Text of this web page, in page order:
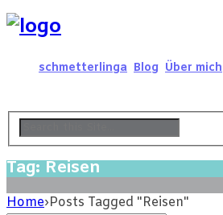
schmetterlinga Blog Über mich
Tag: Reisen
Home›Posts Tagged "Reisen"